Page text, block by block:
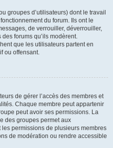
groupes d’utilisateurs) dont le travail
du forum. Ils ont le
de verrouiller, déverrouiller,
forums qu’ils modèrent.
que les utilisateurs partent en
ou offensant.
de gérer l’accès des membres et
Chaque membre peut appartenir
peut avoir ses permissions. La
des groupes permet aux
permissions de plusieurs membres
de modération ou rendre accessible